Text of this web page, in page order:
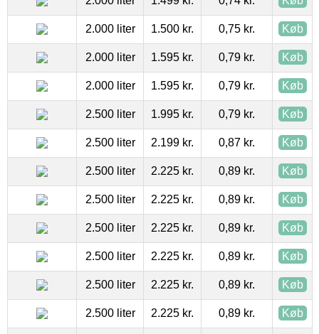
2.000 liter 1.500 kr. 0,75 kr. Køb
2.000 liter 1.595 kr. 0,79 kr. Køb
2.000 liter 1.595 kr. 0,79 kr. Køb
2.500 liter 1.995 kr. 0,79 kr. Køb
2.500 liter 2.199 kr. 0,87 kr. Køb
2.500 liter 2.225 kr. 0,89 kr. Køb
2.500 liter 2.225 kr. 0,89 kr. Køb
2.500 liter 2.225 kr. 0,89 kr. Køb
2.500 liter 2.225 kr. 0,89 kr. Køb
2.500 liter 2.225 kr. 0,89 kr. Køb
2.500 liter 2.225 kr. 0,89 kr. Køb